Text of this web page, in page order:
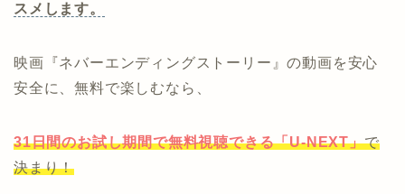
スメします。
映画『ネバーエンディングストーリー』の動画を安心
安全に、無料で楽しむなら、
31日間のお試し期間で無料視聴できる「U-NEXT」で
決まり！